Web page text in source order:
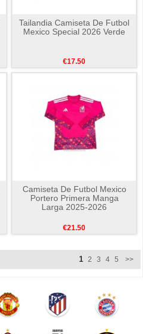
Tailandia Camiseta De Futbol
Mexico Special 2026 Verde
€17.50
Camiseta De Futbol Mexico
Portero Primera Manga
Larga 2025-2026
€21.50
1 2 3 4 5 >>